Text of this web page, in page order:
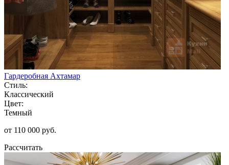
Гардеробная Ахтамар
Стиль:
Классический
Цвет:
Темный
от 110 000 руб.
Рассчитать